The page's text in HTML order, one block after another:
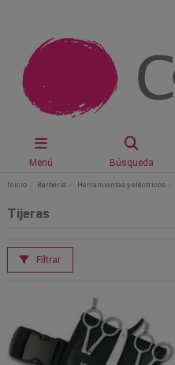
Menú Búsqueda
Inicio Barbería Herramientas y eléctricos
Tijeras
Filtrar